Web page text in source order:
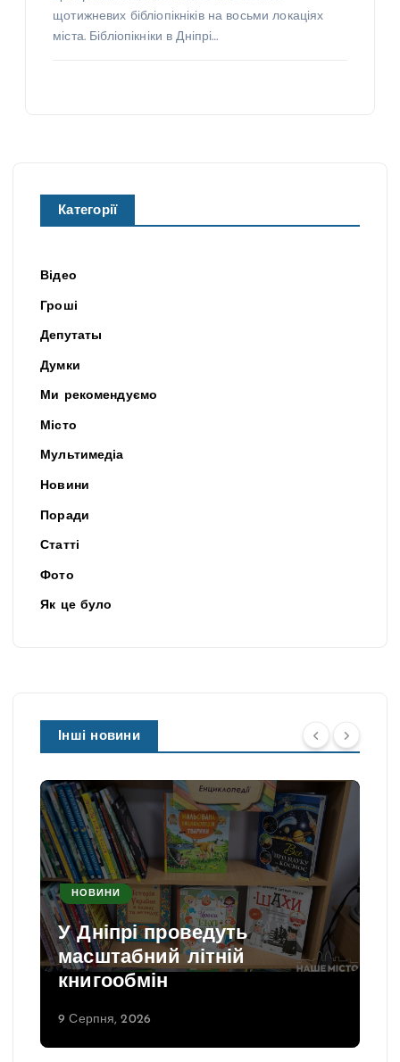
щотижневих бібліопікніків на восьми локаціях
міста. Бібліопікніки в Дніпрі…
Категорії
Відео
Гроші
Депутаты
Думки
Ми рекомендуємо
Місто
Мультимедіа
Новини
Поради
Статті
Фото
Як це було
Інші новини
НОВИНИ
У Дніпрі проведуть
масштабний літній
книгообмін
9 Серпня, 2026